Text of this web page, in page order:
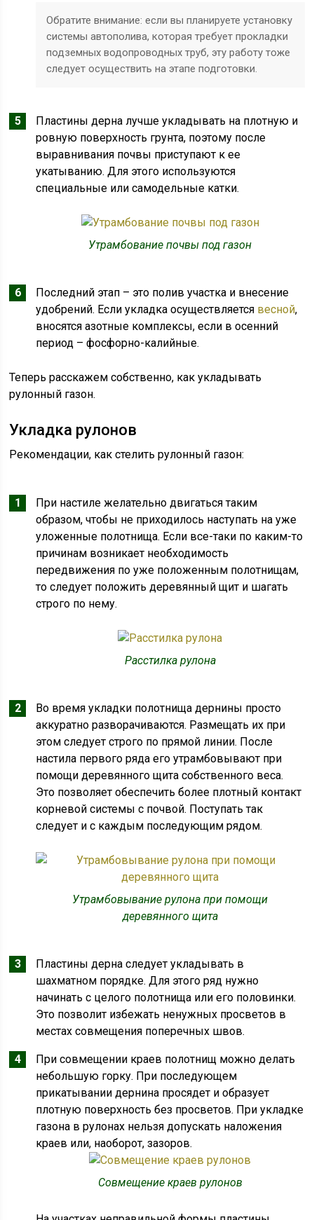
Обратите внимание: если вы планируете установку
системы автополива, которая требует прокладки
подземных водопроводных труб, эту работу тоже
следует осуществить на этапе подготовки.
Пластины дерна лучше укладывать на плотную и
ровную поверхность грунта, поэтому после
выравнивания почвы приступают к ее
укатыванию. Для этого используются
специальные или самодельные катки.
Утрамбование почвы под газон
Последний этап – это полив участка и внесение
удобрений. Если укладка осуществляется весной,
вносятся азотные комплексы, если в осенний
период – фосфорно-калийные.
Теперь расскажем собственно, как укладывать
рулонный газон.
Укладка рулонов
Рекомендации, как стелить рулонный газон:
При настиле желательно двигаться таким
образом, чтобы не приходилось наступать на уже
уложенные полотнища. Если все-таки по каким-то
причинам возникает необходимость
передвижения по уже положенным полотнищам,
то следует положить деревянный щит и шагать
строго по нему.
Расстилка рулона
Во время укладки полотнища дернины просто
аккуратно разворачиваются. Размещать их при
этом следует строго по прямой линии. После
настила первого ряда его утрамбовывают при
помощи деревянного щита собственного веса.
Это позволяет обеспечить более плотный контакт
корневой системы с почвой. Поступать так
следует и с каждым последующим рядом.
Утрамбовывание рулона при помощи
деревянного щита
Пластины дерна следует укладывать в
шахматном порядке. Для этого ряд нужно
начинать с целого полотнища или его половинки.
Это позволит избежать ненужных просветов в
местах совмещения поперечных швов.
При совмещении краев полотнищ можно делать
небольшую горку. При последующем
прикатывании дернина просядет и образует
плотную поверхность без просветов. При укладке
газона в рулонах нельзя допускать наложения
краев или, наоборот, зазоров.
Совмещение краев рулонов